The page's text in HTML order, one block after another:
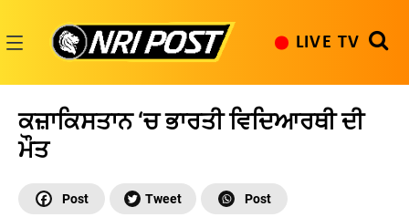
content
LIVE TV
ਕਜ਼ਾਕਿਸਤਾਨ ‘ਚ ਭਾਰਤੀ ਵਿਦਿਆਰਥੀ ਦੀ
ਮੌਤ